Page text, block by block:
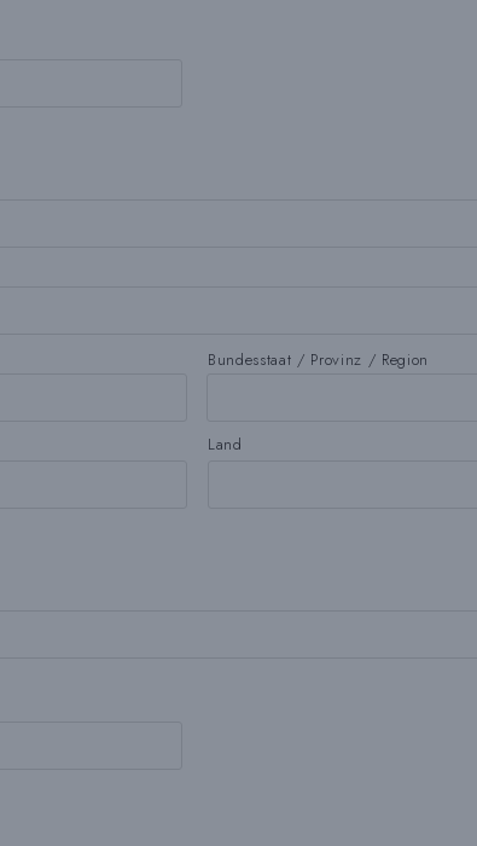
Bundesstaat / Provinz / Region
Land